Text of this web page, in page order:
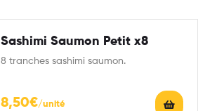
Sashimi Saumon Petit x8
8 tranches sashimi saumon.
8,50€